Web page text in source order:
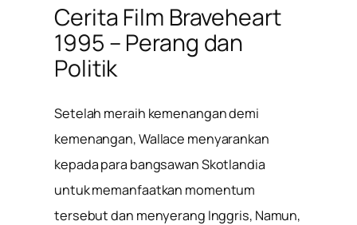
Cerita Film Braveheart
1995 – Perang dan
Politik
Setelah meraih kemenangan demi
kemenangan, Wallace menyarankan
kepada para bangsawan Skotlandia
untuk memanfaatkan momentum
tersebut dan menyerang Inggris, Namun,